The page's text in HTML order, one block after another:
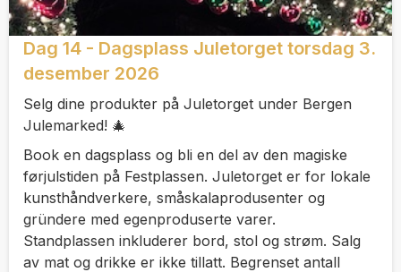
Dag 14 - Dagsplass Juletorget torsdag 3.
desember 2026
Selg dine produkter på Juletorget under Bergen
Julemarked! 🎄
Book en dagsplass og bli en del av den magiske
førjulstiden på Festplassen. Juletorget er for lokale
kunsthåndverkere, småskalaprodusenter og
gründere med egenproduserte varer.
Standplassen inkluderer bord, stol og strøm. Salg
av mat og drikke er ikke tillatt. Begrenset antall